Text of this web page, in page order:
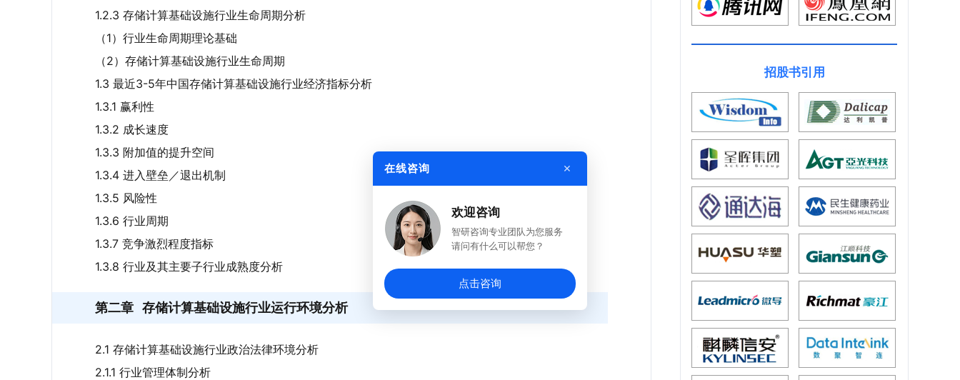
1.2.3 存储计算基础设施行业生命周期分析
（1）行业生命周期理论基础
（2）存储计算基础设施行业生命周期
1.3 最近3-5年中国存储计算基础设施行业经济指标分析
1.3.1 赢利性
1.3.2 成长速度
1.3.3 附加值的提升空间
1.3.4 进入壁垒／退出机制
1.3.5 风险性
1.3.6 行业周期
1.3.7 竞争激烈程度指标
1.3.8 行业及其主要子行业成熟度分析
第二章 存储计算基础设施行业运行环境分析
2.1 存储计算基础设施行业政治法律环境分析
2.1.1 行业管理体制分析
招股书引用
在线咨询 ×
欢迎咨询
智研咨询专业团队为您服务
请问有什么可以帮您？
点击咨询